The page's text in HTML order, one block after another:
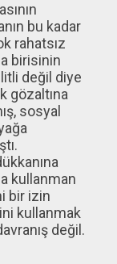
bu kadar
rahatsız
birisinin
değil diye
gözaltına
sosyal
kullanman
bir izin
kullanmak
değil.